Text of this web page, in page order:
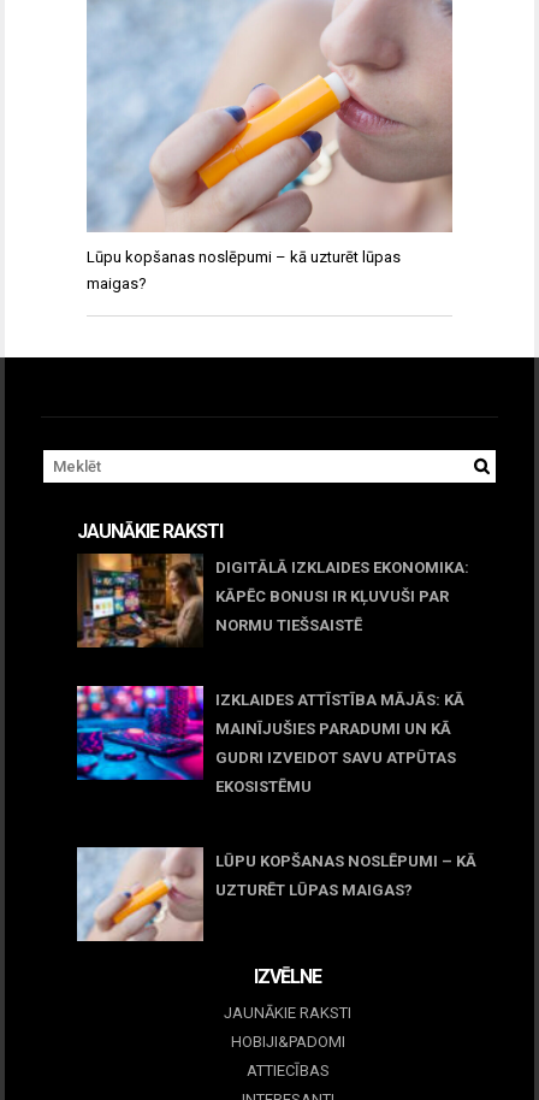
Lūpu kopšanas noslēpumi – kā uzturēt lūpas
maigas?
JAUNĀKIE RAKSTI
DIGITĀLĀ IZKLAIDES EKONOMIKA:
KĀPĒC BONUSI IR KĻUVUŠI PAR
NORMU TIEŠSAISTĒ
IZKLAIDES ATTĪSTĪBA MĀJĀS: KĀ
MAINĪJUŠIES PARADUMI UN KĀ
GUDRI IZVEIDOT SAVU ATPŪTAS
EKOSISTĒMU
LŪPU KOPŠANAS NOSLĒPUMI – KĀ
UZTURĒT LŪPAS MAIGAS?
IZVĒLNE
JAUNĀKIE RAKSTI
HOBIJI&PADOMI
ATTIECĪBAS